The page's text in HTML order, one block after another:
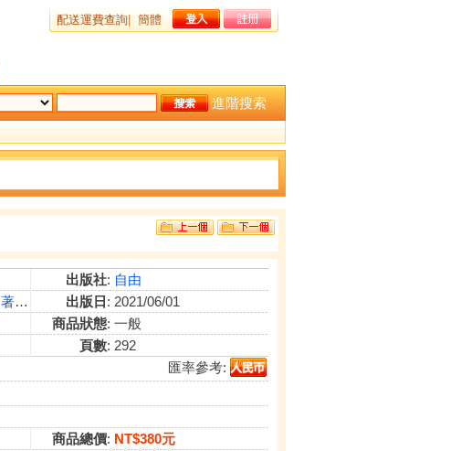
配送運費查詢 簡體
進階搜索
出版社: 自由
石 編 出版日 : 2021/06/01
商品狀態: 一般
頁數: 292
匯率參考:
商品總價: NT$380元